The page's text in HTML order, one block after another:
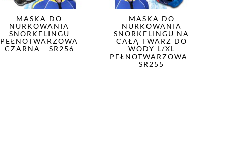
MASKA DO
NURKOWANIA
SNORKELINGU
PEŁNOTWARZOWA
CZARNA - SR256
MASKA DO
NURKOWANIA
SNORKELINGU NA
CAŁĄ TWARZ DO
WODY L/XL
PEŁNOTWARZOWA -
SR255